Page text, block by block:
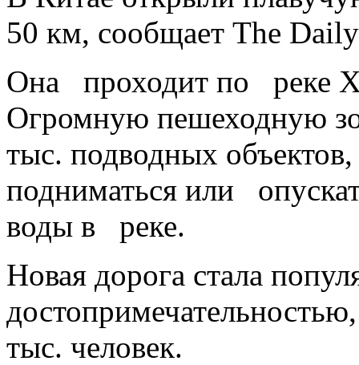
50 км, сообщает The
Она проходит по реке
Огромную пешеходную
тыс. подводных
подниматься или
воды в реке.
Новая дорога стала
тыс. человек.